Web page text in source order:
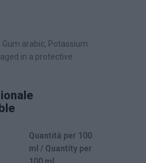
Gum arabic, Potassium
in a protective
Quantità per 100
ml / Quantity per